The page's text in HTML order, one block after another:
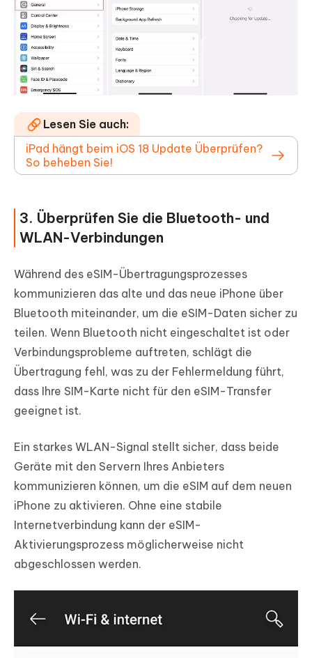
Lesen Sie auch:
iPad hängt beim iOS 18 Update Überprüfen?
So beheben Sie!
3. Überprüfen Sie die Bluetooth- und
WLAN-Verbindungen
Während des eSIM-Übertragungsprozesses
kommunizieren das alte und das neue iPhone über
Bluetooth miteinander, um die eSIM-Daten sicher zu
teilen. Wenn Bluetooth nicht eingeschaltet ist oder
Verbindungsprobleme auftreten, schlägt die
Übertragung fehl, was zu der Fehlermeldung führt,
dass Ihre SIM-Karte nicht für den eSIM-Transfer
geeignet ist.
Ein starkes WLAN-Signal stellt sicher, dass beide
Geräte mit den Servern Ihres Anbieters
kommunizieren können, um die eSIM auf dem neuen
iPhone zu aktivieren. Ohne eine stabile
Internetverbindung kann der eSIM-
Aktivierungsprozess möglicherweise nicht
abgeschlossen werden.